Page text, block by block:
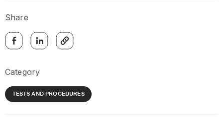
Share
Category
TESTS AND PROCEDURES